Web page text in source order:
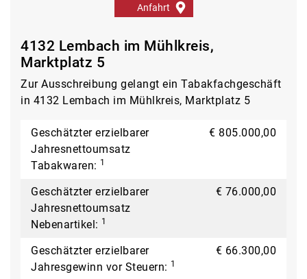
Anfahrt
4132 Lembach im Mühlkreis,
Marktplatz 5
Zur Ausschreibung gelangt ein Tabakfachgeschäft
in 4132 Lembach im Mühlkreis, Marktplatz 5
Geschätzter erzielbarer
Jahresnettoumsatz
Tabakwaren: 1
€ 805.000,00
Geschätzter erzielbarer
Jahresnettoumsatz
Nebenartikel: 1
€ 76.000,00
Geschätzter erzielbarer
Jahresgewinn vor Steuern: 1
€ 66.300,00